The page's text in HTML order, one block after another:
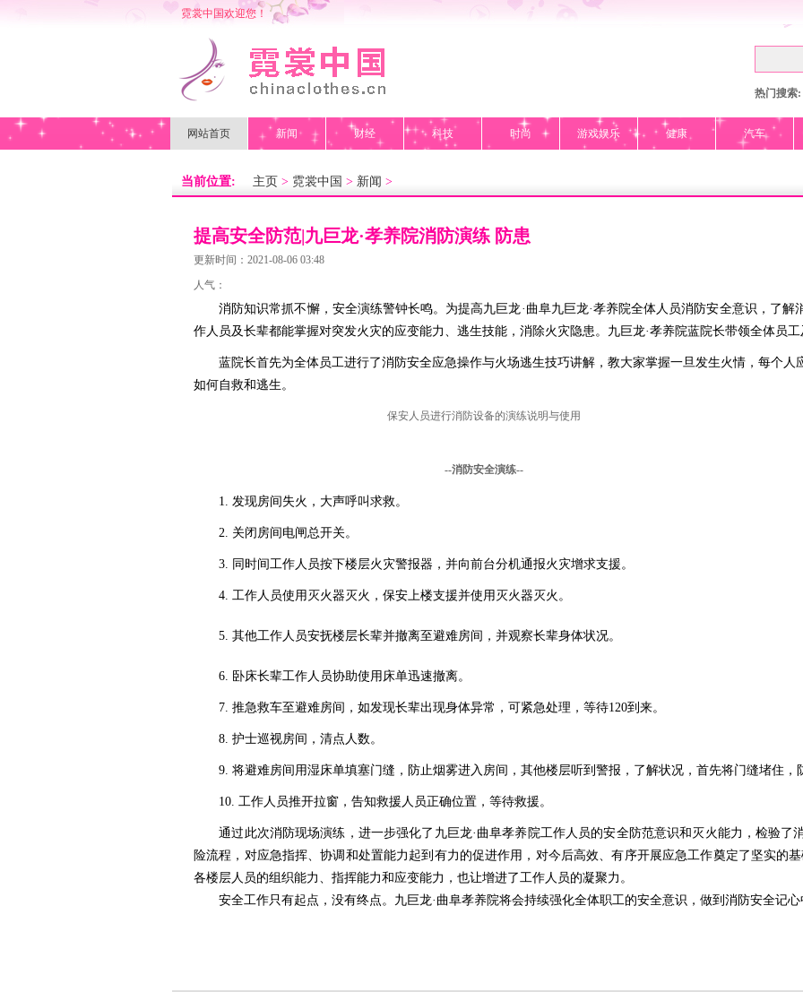
霓裳中国欢迎您！
热门搜索:
网站首页 新闻 财经 科技 时尚 游戏娱乐 健康 汽车
当前位置: 主页 > 霓裳中国 > 新闻 >
提高安全防范|九巨龙·孝养院消防演练 防患
未然
更新时间：2021-08-06 03:48
人气：
消防知识常抓不懈，安全演练警钟长鸣。为提高九巨龙·曲阜九巨龙·孝养院全体人员消防安全意识，了解
作人员及长辈都能掌握对突发火灾的应变能力、逃生技能，消除火灾隐患。九巨龙·孝养院蓝院长带领全体员工
蓝院长首先为全体员工进行了消防安全应急操作与火场逃生技巧讲解，教大家掌握一旦发生火情，每个人
如何自救和逃生。
保安人员进行消防设备的演练说明与使用
--消防安全演练--
1. 发现房间失火，大声呼叫求救。
2. 关闭房间电闸总开关。
3. 同时间工作人员按下楼层火灾警报器，并向前台分机通报火灾增求支援。
4. 工作人员使用灭火器灭火，保安上楼支援并使用灭火器灭火。
5. 其他工作人员安抚楼层长辈并撤离至避难房间，并观察长辈身体状况。
6. 卧床长辈工作人员协助使用床单迅速撤离。
7. 推急救车至避难房间，如发现长辈出现身体异常，可紧急处理，等待120到来。
8. 护士巡视房间，清点人数。
9. 将避难房间用湿床单填塞门缝，防止烟雾进入房间，其他楼层听到警报，了解状况，首先将门缝堵住，
10. 工作人员推开拉窗，告知救援人员正确位置，等待救援。
通过此次消防现场演练，进一步强化了九巨龙·曲阜孝养院工作人员的安全防范意识和灭火能力，检验了
险流程，对应急指挥、协调和处置能力起到有力的促进作用，对今后高效、有序开展应急工作奠定了坚实的
各楼层人员的组织能力、指挥能力和应变能力，也让增进了工作人员的凝聚力。
安全工作只有起点，没有终点。九巨龙·曲阜孝养院将会持续强化全体职工的安全意识，做到消防安全记心